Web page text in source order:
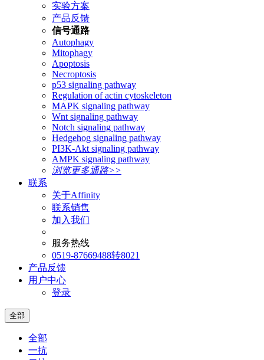
实验方案
产品反馈
信号通路
Autophagy
Mitophagy
Apoptosis
Necroptosis
p53 signaling pathway
Regulation of actin cytoskeleton
MAPK signaling pathway
Wnt signaling pathway
Notch signaling pathway
Hedgehog signaling pathway
PI3K-Akt signaling pathway
AMPK signaling pathway
浏览更多通路>>
联系
关于Affinity
联系销售
加入我们
服务热线
0519-87669488转8021
产品反馈
用户中心
登录
全部
全部
一抗